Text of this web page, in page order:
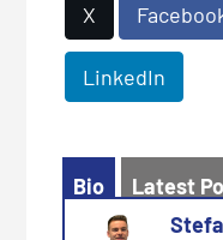
X
LinkedIn
Bio
Latest